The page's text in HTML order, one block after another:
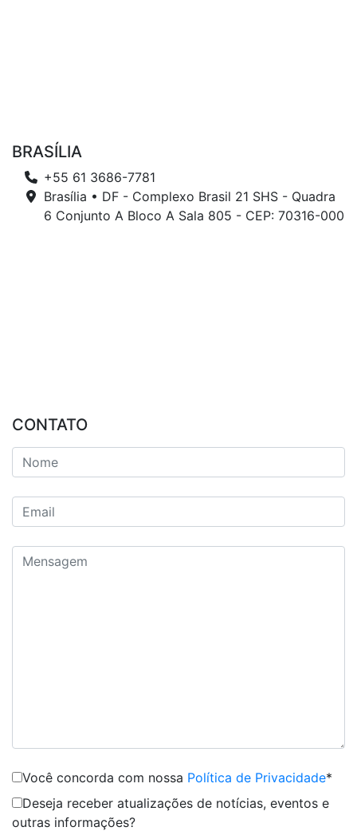
BRASÍLIA
+55 61 3686-7781
Brasília • DF - Complexo Brasil 21 SHS - Quadra
6 Conjunto A Bloco A Sala 805 - CEP: 70316-000
CONTATO
Você concorda com nossa Política de Privacidade*
Deseja receber atualizações de notícias, eventos e
outras informações?